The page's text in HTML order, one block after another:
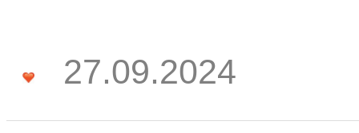
27.09.2024